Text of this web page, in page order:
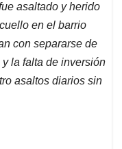
asaltado y herido
en el barrio
con separarse de
la falta de inversión
asaltos diarios sin